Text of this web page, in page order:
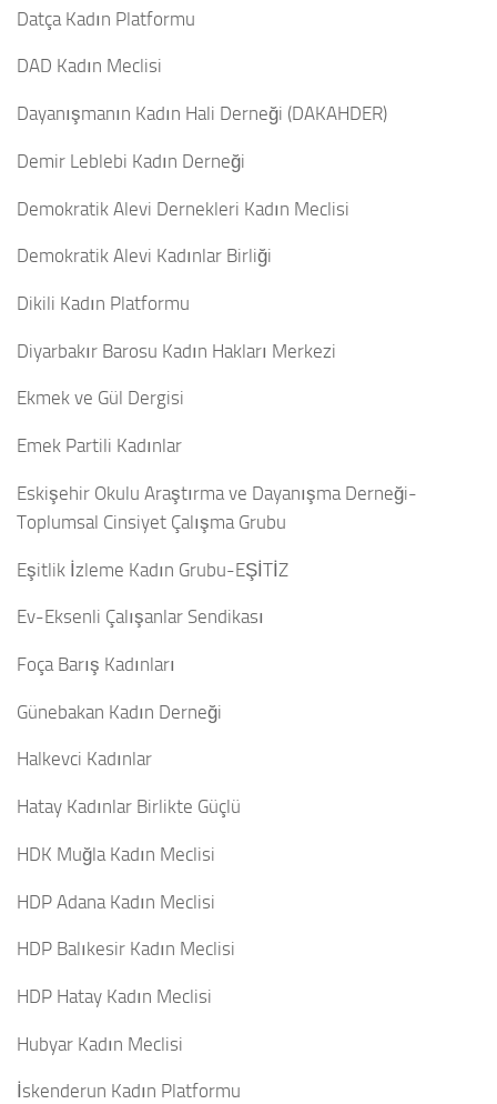
Datça Kadın Platformu
DAD Kadın Meclisi
Dayanışmanın Kadın Hali Derneği (DAKAHDER)
Demir Leblebi Kadın Derneği
Demokratik Alevi Dernekleri Kadın Meclisi
Demokratik Alevi Kadınlar Birliği
Dikili Kadın Platformu
Diyarbakır Barosu Kadın Hakları Merkezi
Ekmek ve Gül Dergisi
Emek Partili Kadınlar
Eskişehir Okulu Araştırma ve Dayanışma Derneği-
Toplumsal Cinsiyet Çalışma Grubu
Eşitlik İzleme Kadın Grubu-EŞİTİZ
Ev-Eksenli Çalışanlar Sendikası
Foça Barış Kadınları
Günebakan Kadın Derneği
Halkevci Kadınlar
Hatay Kadınlar Birlikte Güçlü
HDK Muğla Kadın Meclisi
HDP Adana Kadın Meclisi
HDP Balıkesir Kadın Meclisi
HDP Hatay Kadın Meclisi
Hubyar Kadın Meclisi
İskenderun Kadın Platformu